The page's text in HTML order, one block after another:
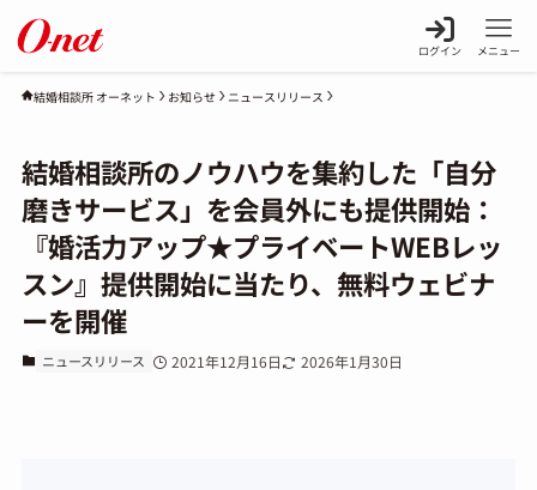
ログイン メニュー
結婚相談所 オーネット お知らせ ニュースリリース
結婚相談所のノウハウを集約した「自分
磨きサービス」を会員外にも提供開始：
『婚活力アップ★プライベートWEBレッ
スン』提供開始に当たり、無料ウェビナ
ーを開催
ニュースリリース 2021年12月16日 2026年1月30日